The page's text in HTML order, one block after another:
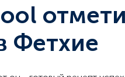
Фетхие